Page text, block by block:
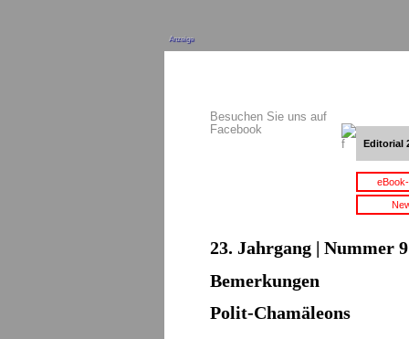
Anzeige
Besuchen Sie uns auf
Facebook
Editorial
23. Jahrgang | Nummer
Bemerkungen
Polit-Chamäleons